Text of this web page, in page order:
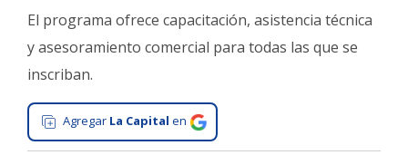
La
Zona
Cultura
Tecnología
Gastronomía
El programa ofrece capacitación, asistencia técnica
y asesoramiento comercial para todas las que se
inscriban.
Agregar La Capital en